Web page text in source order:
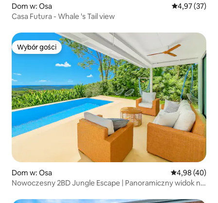
Dom w: Osa Średnia
4,97 (37)
Casa Futura - Whale 's Tail view
Wybór gości
Wybór gości
Dom w: Osa Średnia
4,98 (40)
Nowoczesny 2BD Jungle Escape | Panoramiczny widok na